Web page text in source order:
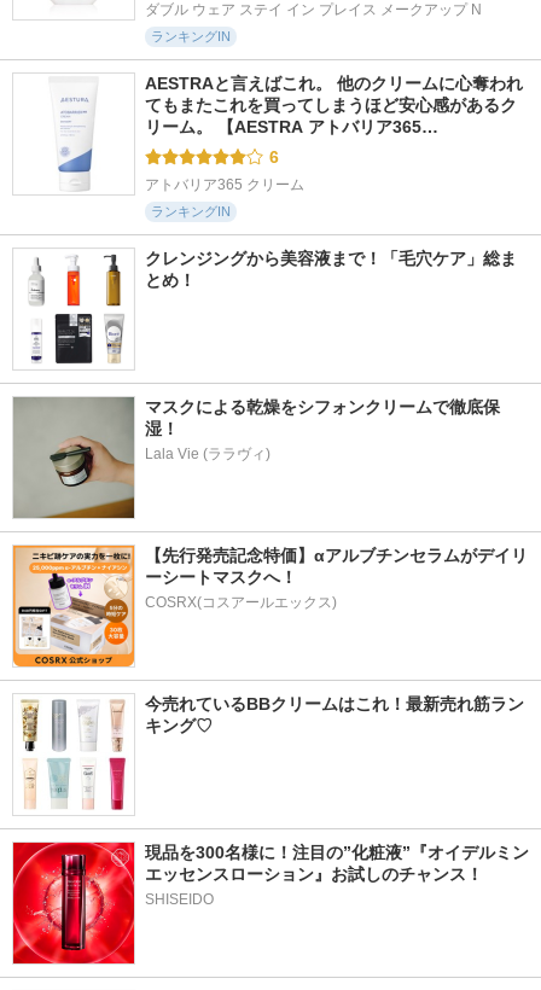
ダブル ウェア ステイ イン プレイス メークアップ N
ランキングIN
AESTRAと言えばこれ。 他のクリームに心奪われ
てもまたこれを買ってしまうほど安心感があるク
リーム。 【AESTRA アトバリア365…
6
アトバリア365 クリーム
ランキングIN
クレンジングから美容液まで！「毛穴ケア」総ま
とめ！
マスクによる乾燥をシフォンクリームで徹底保
湿！
Lala Vie (ララヴィ)
【先行発売記念特価】αアルブチンセラムがデイリ
ーシートマスクへ！
COSRX(コスアールエックス)
今売れているBBクリームはこれ！最新売れ筋ラン
キング♡
現品を300名様に！注目の”化粧液”『オイデルミン
エッセンスローション』お試しのチャンス！
SHISEIDO